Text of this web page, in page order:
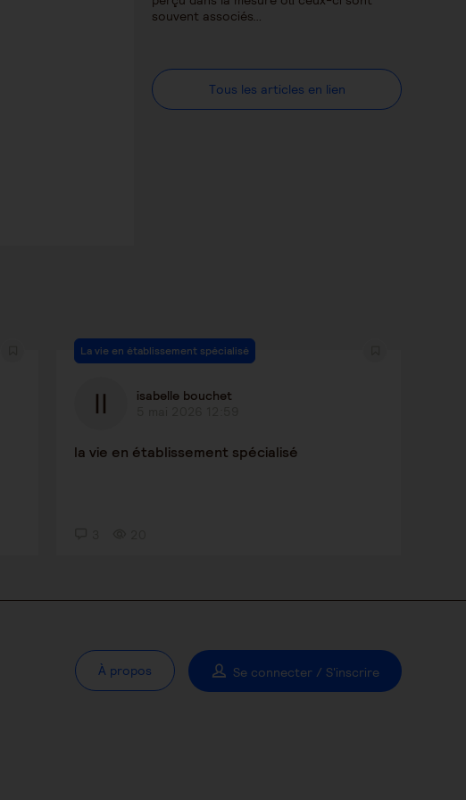
souvent associés…
Tous les articles en lien
La vie en établissement spécialisé
isabelle bouchet
la vie en établissement spécialisé
À propos Se connecter / S'inscrire